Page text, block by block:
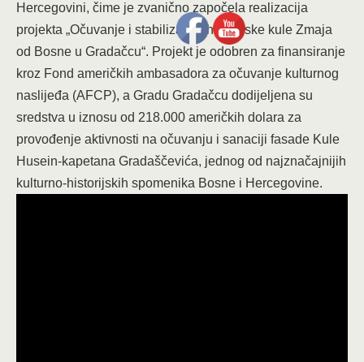
Hercegovini, čime je zvanično započela realizacija
projekta „Očuvanje i stabilizacija historijske kule Zmaja
od Bosne u Gradačcu“. Projekt je odobren za finansiranje
kroz Fond američkih ambasadora za očuvanje kulturnog
naslijeđa (AFCP), a Gradu Gradačcu dodijeljena su
sredstva u iznosu od 218.000 američkih dolara za
provođenje aktivnosti na očuvanju i sanaciji fasade Kule
Husein-kapetana Gradaščevića, jednog od najznačajnijih
kulturno-historijskih spomenika Bosne i Hercegovine.